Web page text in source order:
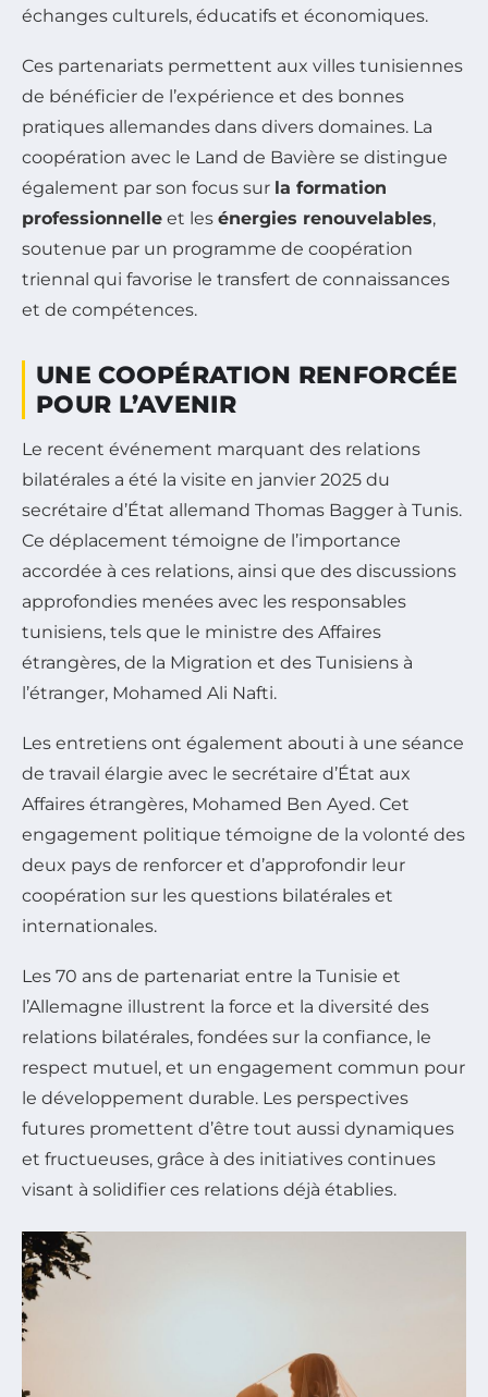
échanges culturels, éducatifs et économiques.
Ces partenariats permettent aux villes tunisiennes
de bénéficier de l’expérience et des bonnes
pratiques allemandes dans divers domaines. La
coopération avec le Land de Bavière se distingue
également par son focus sur la formation
professionnelle et les énergies renouvelables,
soutenue par un programme de coopération
triennal qui favorise le transfert de connaissances
et de compétences.
UNE COOPÉRATION RENFORCÉE
POUR L’AVENIR
Le recent événement marquant des relations
bilatérales a été la visite en janvier 2025 du
secrétaire d’État allemand Thomas Bagger à Tunis.
Ce déplacement témoigne de l’importance
accordée à ces relations, ainsi que des discussions
approfondies menées avec les responsables
tunisiens, tels que le ministre des Affaires
étrangères, de la Migration et des Tunisiens à
l’étranger, Mohamed Ali Nafti.
Les entretiens ont également abouti à une séance
de travail élargie avec le secrétaire d’État aux
Affaires étrangères, Mohamed Ben Ayed. Cet
engagement politique témoigne de la volonté des
deux pays de renforcer et d’approfondir leur
coopération sur les questions bilatérales et
internationales.
Les 70 ans de partenariat entre la Tunisie et
l’Allemagne illustrent la force et la diversité des
relations bilatérales, fondées sur la confiance, le
respect mutuel, et un engagement commun pour
le développement durable. Les perspectives
futures promettent d’être tout aussi dynamiques
et fructueuses, grâce à des initiatives continues
visant à solidifier ces relations déjà établies.